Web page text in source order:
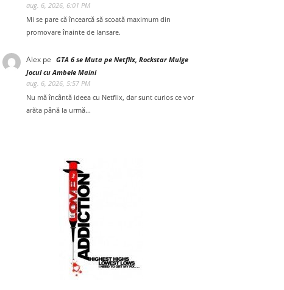
aug. 6, 2026, 6:01 PM
Mi se pare că încearcă să scoată maximum din
promovare înainte de lansare.
Alex pe GTA 6 se Muta pe Netflix, Rockstar Mulge
Jocul cu Ambele Maini
aug. 6, 2026, 5:57 PM
Nu mă încântă ideea cu Netflix, dar sunt curios ce vor
arăta până la urmă...